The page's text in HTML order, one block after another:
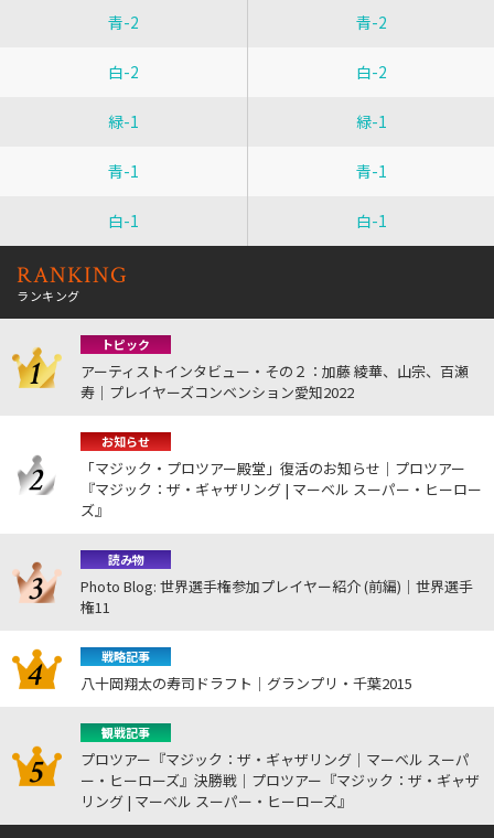
青-2 青-2
白-2 白-2
緑-1 緑-1
青-1 青-1
白-1 白-1
RANKING
ランキング
トピック
アーティストインタビュー・その２：加藤 綾華、山宗、百瀬
寿｜プレイヤーズコンベンション愛知2022
お知らせ
「マジック・プロツアー殿堂」復活のお知らせ｜プロツアー
『マジック：ザ・ギャザリング | マーベル スーパー・ヒーロー
ズ』
読み物
Photo Blog: 世界選手権参加プレイヤー紹介 (前編)｜世界選手
権11
戦略記事
八十岡翔太の寿司ドラフト｜グランプリ・千葉2015
観戦記事
プロツアー『マジック：ザ・ギャザリング｜マーベル スーパ
ー・ヒーローズ』決勝戦｜プロツアー『マジック：ザ・ギャザ
リング | マーベル スーパー・ヒーローズ』